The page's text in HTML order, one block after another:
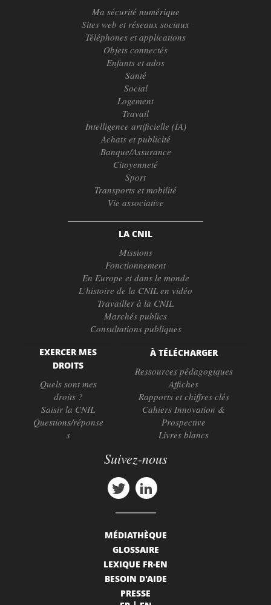
Ma sécurité numérique
Sites web et réseaux sociaux
Téléphones et applications
Objets connectés
Enfants et ados
Santé
Social
Logement
Travail
Intelligence artificielle (IA)
Achats et publicité
Banque/Assurance
Citoyenneté
Sport
Transports et mobilité
Vie associative
LA CNIL
Missions
Fonctionnement
En Europe et dans le monde
L’histoire de la CNIL en vidéo
Travailler à la CNIL
Marchés publics
Consultations publiques
EXERCER MES
DROITS
Quels sont mes
droits ?
Saisir la CNIL
Questions/réponse
s
À TÉLÉCHARGER
Ressources pédagogiques
Affiches
Rapports et chiffres clés
Cahiers Innovation &
Prospective
Livres blancs
Suivez-nous
MÉDIATHÈQUE
GLOSSAIRE
LEXIQUE FR-EN
BESOIN D'AIDE
PRESSE